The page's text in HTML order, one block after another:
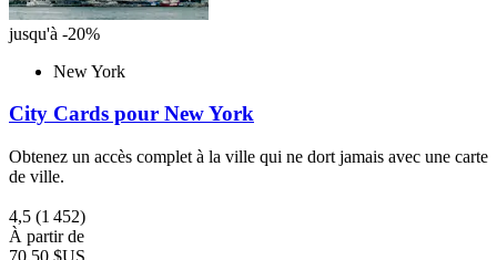
jusqu'à -20%
New York
City Cards pour New York
Obtenez un accès complet à la ville qui ne dort jamais avec une carte
de ville.
4,5 (1 452)
À partir de